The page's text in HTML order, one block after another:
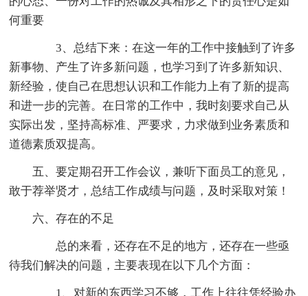
何重要
3、总结下来：在这一年的工作中接触到了许多
新事物、产生了许多新问题，也学习到了许多新知识、
新经验，使自己在思想认识和工作能力上有了新的提高
和进一步的完善。在日常的工作中，我时刻要求自己从
实际出发，坚持高标准、严要求，力求做到业务素质和
道德素质双提高。
五、要定期召开工作会议，兼听下面员工的意见，
敢于荐举贤才，总结工作成绩与问题，及时采取对策！
六、存在的不足
总的来看，还存在不足的地方，还存在一些亟
待我们解决的问题，主要表现在以下几个方面：
1、对新的东西学习不够，工作上往往凭经验办